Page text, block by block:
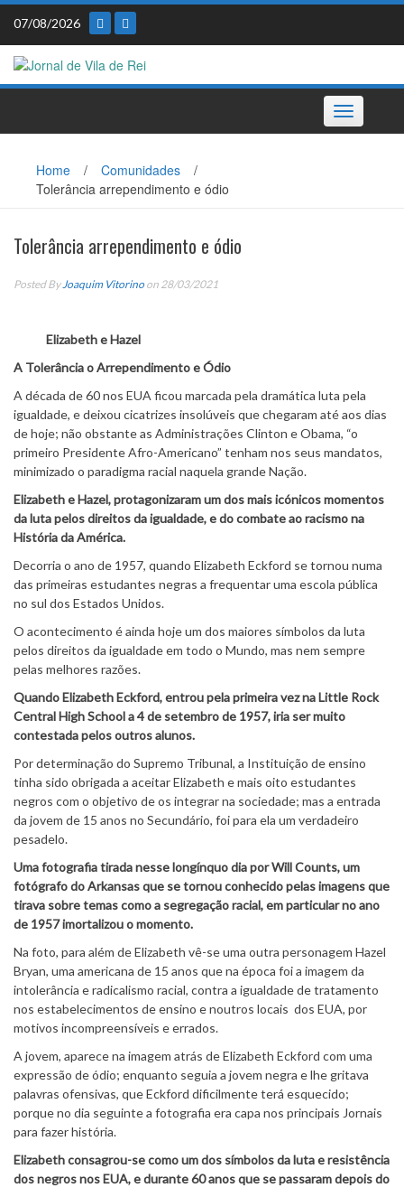
Skip
content
07/08/2026
Toggle
navigation
Home / Comunidades
/
Tolerância arrependimento e ódio
Tolerância arrependimento e ódio
Posted By Joaquim Vitorino on 28/03/2021
Elizabeth e Hazel
A Tolerância o Arrependimento e Ódio
A década de 60 nos EUA ficou marcada pela dramática luta pela
igualdade, e deixou cicatrizes insolúveis que chegaram até aos dias
de hoje; não obstante as Administrações Clinton e Obama, “o
primeiro Presidente Afro-Americano” tenham nos seus mandatos,
minimizado o paradigma racial naquela grande Nação.
Elizabeth e Hazel, protagonizaram um dos mais icónicos momentos
da luta pelos direitos da igualdade, e do combate ao racismo na
História da América.
Decorria o ano de 1957, quando Elizabeth Eckford se tornou numa
das primeiras estudantes negras a frequentar uma escola pública
no sul dos Estados Unidos.
O acontecimento é ainda hoje um dos maiores símbolos da luta
pelos direitos da igualdade em todo o Mundo, mas nem sempre
pelas melhores razões.
Quando Elizabeth Eckford, entrou pela primeira vez na Little Rock
Central High School a 4 de setembro de 1957, iria ser muito
contestada pelos outros alunos.
Por determinação do Supremo Tribunal, a Instituição de ensino
tinha sido obrigada a aceitar Elizabeth e mais oito estudantes
negros com o objetivo de os integrar na sociedade; mas a entrada
da jovem de 15 anos no Secundário, foi para ela um verdadeiro
pesadelo.
Uma fotografia tirada nesse longínquo dia por Will Counts, um
fotógrafo do Arkansas que se tornou conhecido pelas imagens que
tirava sobre temas como a segregação racial, em particular no ano
de 1957 imortalizou o momento.
Na foto, para além de Elizabeth vê-se uma outra personagem Hazel
Bryan, uma americana de 15 anos que na época foi a imagem da
intolerância e radicalismo racial, contra a igualdade de tratamento
nos estabelecimentos de ensino e noutros locais dos EUA, por
motivos incompreensíveis e errados.
A jovem, aparece na imagem atrás de Elizabeth Eckford com uma
expressão de ódio; enquanto seguia a jovem negra e lhe gritava
palavras ofensivas, que Eckford dificilmente terá esquecido;
porque no dia seguinte a fotografia era capa nos principais Jornais
para fazer história.
Elizabeth consagrou-se como um dos símbolos da luta e resistência
dos negros nos EUA, e durante 60 anos que se passaram depois do